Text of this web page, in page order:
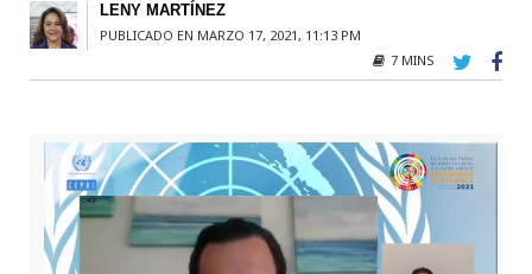
LENY MARTÍNEZ
PUBLICADO EN MARZO 17, 2021, 11:13 PM
7 MINS